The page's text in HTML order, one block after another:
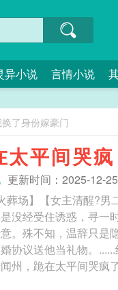
异小说 言情小说
了身份嫁豪门
太平间哭
更新时间：2025-12-
葬场】【女主清醒?
没经受住诱惑，寻一
。殊不知，温辞只是
协议送他当礼物。
州，跪在太平间哭疯